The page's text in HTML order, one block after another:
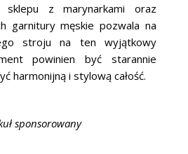
sklepu z marynarkami oraz
garnitury męskie pozwala na
stroju na ten wyjątkowy
powinien być starannie
harmonijną i stylową całość.
sponsorowany